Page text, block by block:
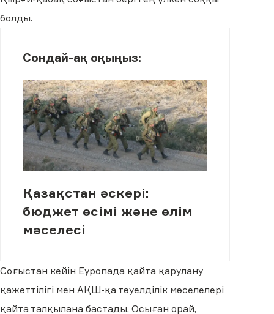
болды.
Сондай-ақ оқыңыз:
Қазақстан әскері:
бюджет өсімі және өлім
мәселесі
Соғыстан кейін Еуропада қайта қарулану
қажеттілігі мен АҚШ-қа тәуелділік мәселелері
қайта талқылана бастады. Осыған орай,